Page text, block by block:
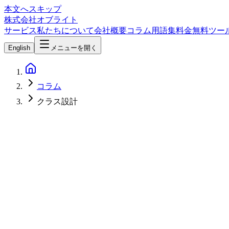
本文へスキップ
株式会社オブライト
サービス私たちについて会社概要コラム 用語集料金無料ツー
English メニューを開く
コラム
クラス設計